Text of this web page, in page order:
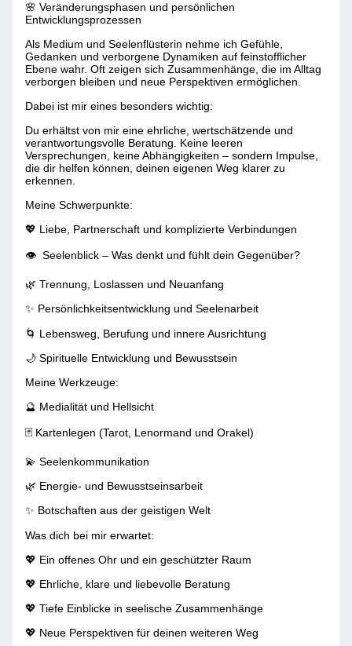
🌸 Veränderungsphasen und persönlichen
Entwicklungsprozessen
Als Medium und Seelenflüsterin nehme ich Gefühle,
Gedanken und verborgene Dynamiken auf feinstofflicher
Ebene wahr. Oft zeigen sich Zusammenhänge, die im Alltag
verborgen bleiben und neue Perspektiven ermöglichen.
Dabei ist mir eines besonders wichtig:
Du erhältst von mir eine ehrliche, wertschätzende und
verantwortungsvolle Beratung. Keine leeren
Versprechungen, keine Abhängigkeiten – sondern Impulse,
die dir helfen können, deinen eigenen Weg klarer zu
erkennen.
Meine Schwerpunkte:
💖 Liebe, Partnerschaft und komplizierte Verbindungen
👁 ️ Seelenblick – Was denkt und fühlt dein Gegenüber?
🌿 Trennung, Loslassen und Neuanfang
✨ Persönlichkeitsentwicklung und Seelenarbeit
🌀 Lebensweg, Berufung und innere Ausrichtung
🌙 Spirituelle Entwicklung und Bewusstsein
Meine Werkzeuge:
🔮 Medialität und Hellsicht
🃏 Kartenlegen (Tarot, Lenormand und Orakel)
💫 Seelenkommunikation
🌿 Energie- und Bewusstseinsarbeit
✨ Botschaften aus der geistigen Welt
Was dich bei mir erwartet:
💖 Ein offenes Ohr und ein geschützter Raum
💖 Ehrliche, klare und liebevolle Beratung
💖 Tiefe Einblicke in seelische Zusammenhänge
💖 Neue Perspektiven für deinen weiteren Weg